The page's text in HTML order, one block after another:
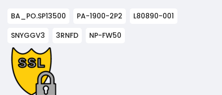
BA_PO.SP13500 PA-1900-2P2
L80890-001
SNYGGV3
3RNFD NP-FW50